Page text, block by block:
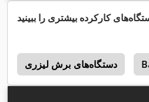
کارکرده بیشتری را ببینید
دستگاه‌های برش لیزری